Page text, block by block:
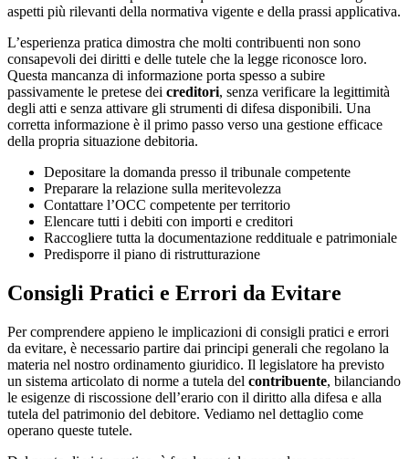
aspetti più rilevanti della normativa vigente e della prassi applicativa.
L’esperienza pratica dimostra che molti contribuenti non sono
consapevoli dei diritti e delle tutele che la legge riconosce loro.
Questa mancanza di informazione porta spesso a subire
passivamente le pretese dei creditori, senza verificare la legittimità
degli atti e senza attivare gli strumenti di difesa disponibili. Una
corretta informazione è il primo passo verso una gestione efficace
della propria situazione debitoria.
Depositare la domanda presso il tribunale competente
Preparare la relazione sulla meritevolezza
Contattare l’OCC competente per territorio
Elencare tutti i debiti con importi e creditori
Raccogliere tutta la documentazione reddituale e patrimoniale
Predisporre il piano di ristrutturazione
Consigli Pratici e Errori da Evitare
Per comprendere appieno le implicazioni di consigli pratici e errori
da evitare, è necessario partire dai principi generali che regolano la
materia nel nostro ordinamento giuridico. Il legislatore ha previsto
un sistema articolato di norme a tutela del contribuente, bilanciando
le esigenze di riscossione dell’erario con il diritto alla difesa e alla
tutela del patrimonio del debitore. Vediamo nel dettaglio come
operano queste tutele.